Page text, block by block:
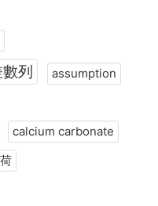
列
assumption
calcium carbonate